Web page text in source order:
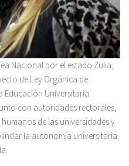
Nacional por el estado Zulia,
de Ley Orgánica de
Educación Universitaria
con autoridades rectorales,
de las universidades y
la autonomía universitaria